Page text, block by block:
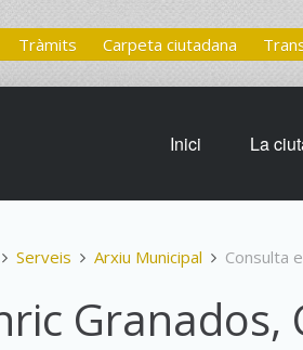
Tràmits Carpeta ciutadana
Inici La
Serveis Arxiu Municipal Consulta
Granados,